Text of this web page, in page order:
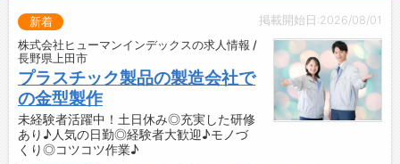
・6ヶ月後に直接雇用へ切替前提◎
【企業について】
◇世界の産業を支える電子基板メーカー◎
・最先端の技術と製品で、国内外のさまざまな
産業をサポート。
・「ものづくり」で未来を切り拓く仲間を募集
しています！
掲載開始日:2026/08/01
新着
株式会社ヒューマンインデックスの求人情報 /
長野県上田市
プラスチック製品の製造会社で
の金型製作
未経験者活躍中！土日休み◎充実した研修
あり♪人気の日勤◎経験者大歓迎♪モノづ
くり◎コツコツ作業♪